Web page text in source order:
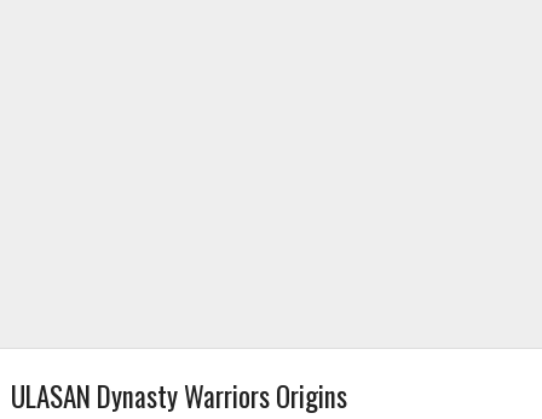
ULASAN Dynasty Warriors Origins